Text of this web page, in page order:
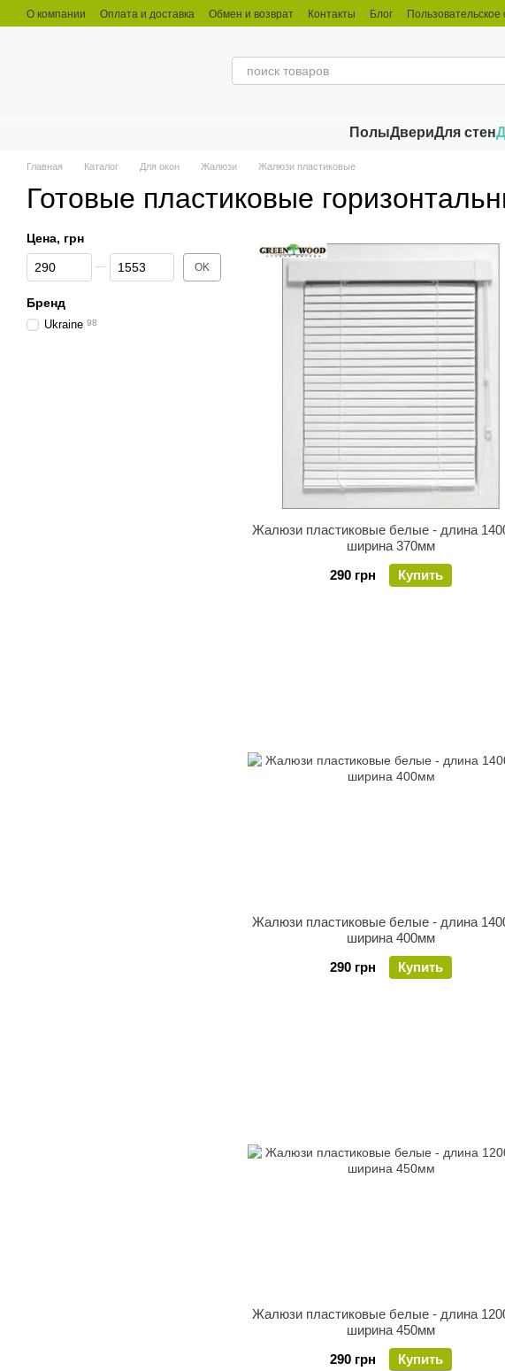
Перейти к основному контенту
О компании Оплата и доставка Обмен и возврат Контакты Блог
ПолыДвериДля стен
Главная Каталог Для окон Жалюзи Жалюзи пластиковые
Готовые пластиковые
Жалюзи пластиковые белые - длина
ширина 370мм
290 грн
Купить
Жалюзи пластиковые белые - длина
ширина 400мм
290 грн
Купить
Жалюзи пластиковые белые - длина
ширина 450мм
290 грн
Купить
Цена, грн
От Цена, грн
До Цена, грн OK
Бренд
Ukraine 98